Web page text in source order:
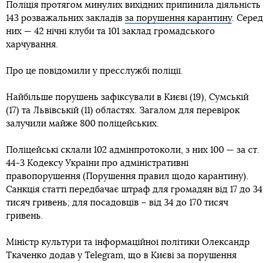
Поліція протягом минулих вихідних припинила діяльність
143 розважальних закладів за порушення карантину. Серед
них — 42 нічні клуби та 101 заклад громадського
харчування.
Про це повідомили у пресслужбі поліції.
Найбільше порушень зафіксували в Києві (19), Сумській
(17) та Львівській (11) областях. Загалом для перевірок
залучили майже 800 поліцейських.
Поліцейські склали 102 адмінпротоколи, з них 100 — за ст.
44-3 Кодексу України про адміністративні
правопорушення (Порушення правил щодо карантину).
Санкція статті передбачає штраф для громадян від 17 до 34
тисяч гривень; для посадовців – від 34 до 170 тисяч
гривень.
Міністр культури та інформаційної політики Олександр
Ткаченко додав у Telegram, що в Києві за порушення